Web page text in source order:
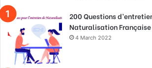
200 Questions
Naturalisation
4 March 2022